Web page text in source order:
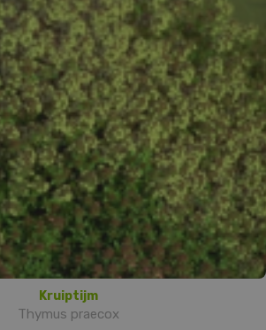
Kruiptijm
Thymus praecox